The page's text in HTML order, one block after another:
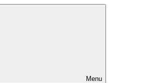
Menu